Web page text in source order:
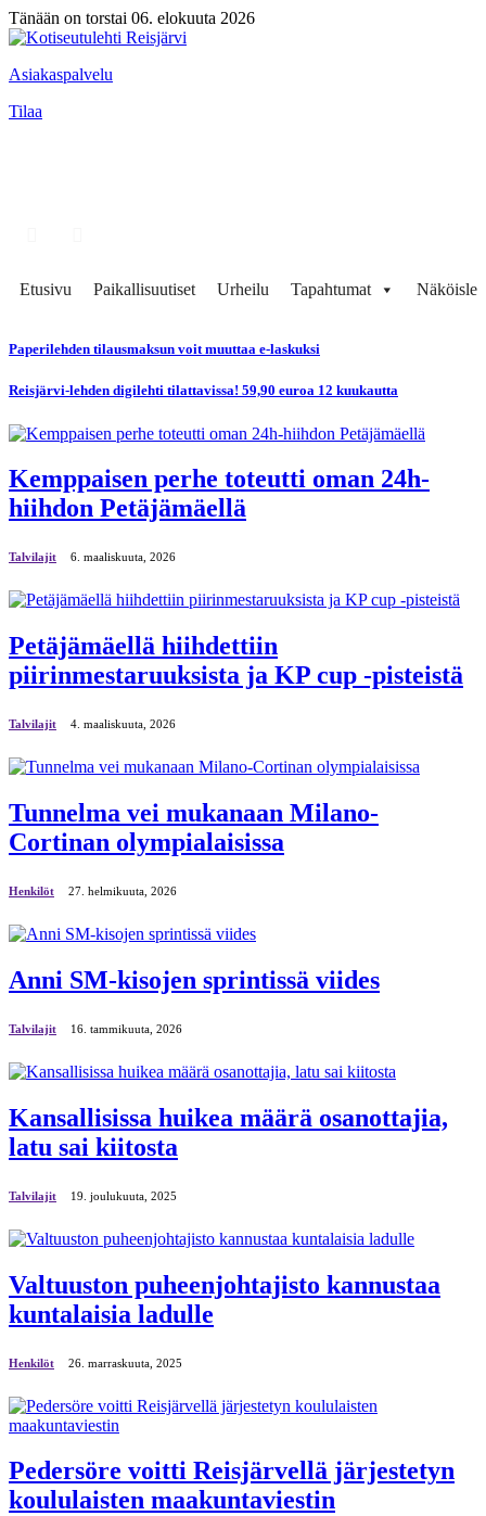
Tänään on torstai 06. elokuuta 2026
Asiakaspalvelu
Tilaa
Etusivu Paikallisuutiset Urheilu Tapahtumat
Paperilehden tilausmaksun voit muuttaa e-laskuksi
Reisjärvi-lehden digilehti tilattavissa! 59,90 euroa 12 kuukautta
Kemppaisen perhe toteutti oman 24h-
hiihdon Petäjämäellä
Talvilajit 6. maaliskuuta, 2026
Petäjämäellä hiihdettiin
piirinmestaruuksista ja KP cup -pisteistä
Talvilajit 4. maaliskuuta, 2026
Tunnelma vei mukanaan Milano-
Cortinan olympialaisissa
Henkilöt 27. helmikuuta, 2026
Anni SM-kisojen sprintissä viides
Talvilajit 16. tammikuuta, 2026
Kansallisissa huikea määrä osanottajia,
latu sai kiitosta
Talvilajit 19. јoulukuuta, 2025
​Valtuuston puheenjohtajisto kannustaa
kuntalaisia ladulle
Henkilöt 26. marraskuuta, 2025
Pedersöre voitti Reisjärvellä järjestetyn
koululaisten maakuntaviestin